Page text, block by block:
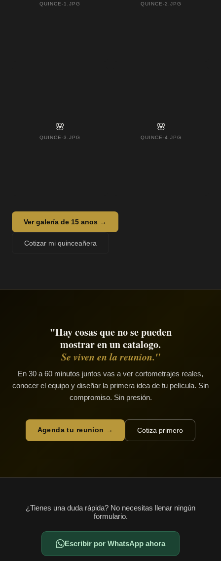
QUINCE-1.JPG QUINCE-2.JPG
🌸
QUINCE-3.JPG
🌸
QUINCE-4.JPG
Ver galería de 15 anos →
Cotizar mi quinceañera
"Hay cosas que no se pueden
mostrar en un catalogo.
Se viven en la reunion."
En 30 a 60 minutos juntos vas a ver cortometrajes reales,
conocer el equipo y diseñar la primera idea de tu película. Sin
compromiso. Sin presión.
Agenda tu reunion → Cotiza primero
¿Tienes una duda rápida? No necesitas llenar ningún
formulario.
Escribir por WhatsApp ahora